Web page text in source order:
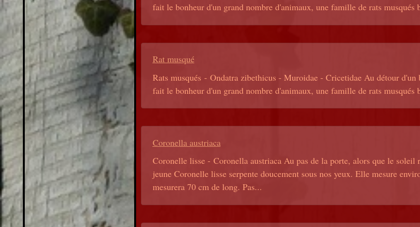
fait le bonheur d'un grand nombre d'animaux, une famille de rats
Rat musqué
Rats musqués - Ondatra zibethicus - Muroidae - Cricetidae Au détour
fait le bonheur d'un grand nombre d'animaux, une famille de rats
Coronella austriaca
Coronelle lisse - Coronella austriaca Au pas de la porte, alors que le soleil
jeune Coronelle lisse serpente doucement sous nos yeux. Elle mesure
mesurera 70 cm de long. Pas...